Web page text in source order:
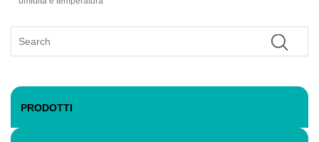
PRODOTTI